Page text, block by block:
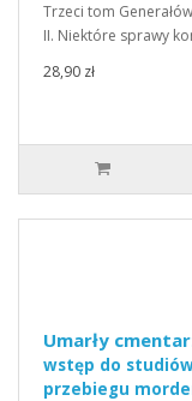
Trzeci tom
II. Niektóre sprawy
28,90 zł
Umarły
wstęp do
przebiegu